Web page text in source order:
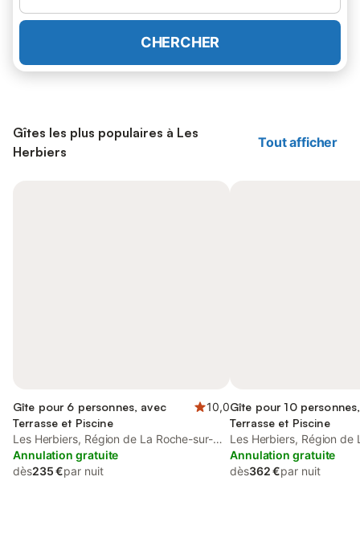
CHERCHER
Gîtes les plus populaires à Les
Herbiers
Tout afficher
Gîte pour 6 personnes, avec
Terrasse et Piscine
10,0
Les Herbiers, Région de La Roche-sur-
Yon
Annulation gratuite
dès235 €par nuit
Gîte pour 10
Terrasse et Piscine
Les Herbiers, Région de
Yon
Annulation gratuite
dès362 €par nuit